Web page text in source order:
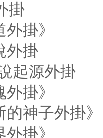
掛
外掛》
外掛
起源外掛
外掛》
的神子外掛》
外掛》